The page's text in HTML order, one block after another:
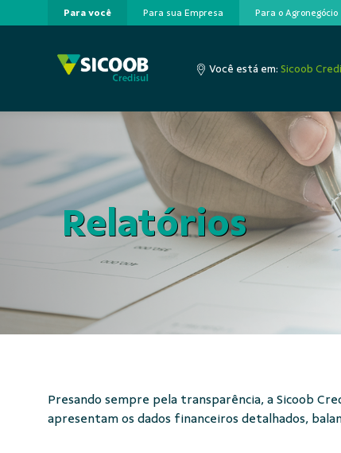
Pular para o Conteúdo principal
Para você Para sua Empresa Para o Agronegócio
Você está em:Sicoob
Relatórios
Presando sempre pela transparência, a Sicoob
apresentam os dados financeiros detalhados,